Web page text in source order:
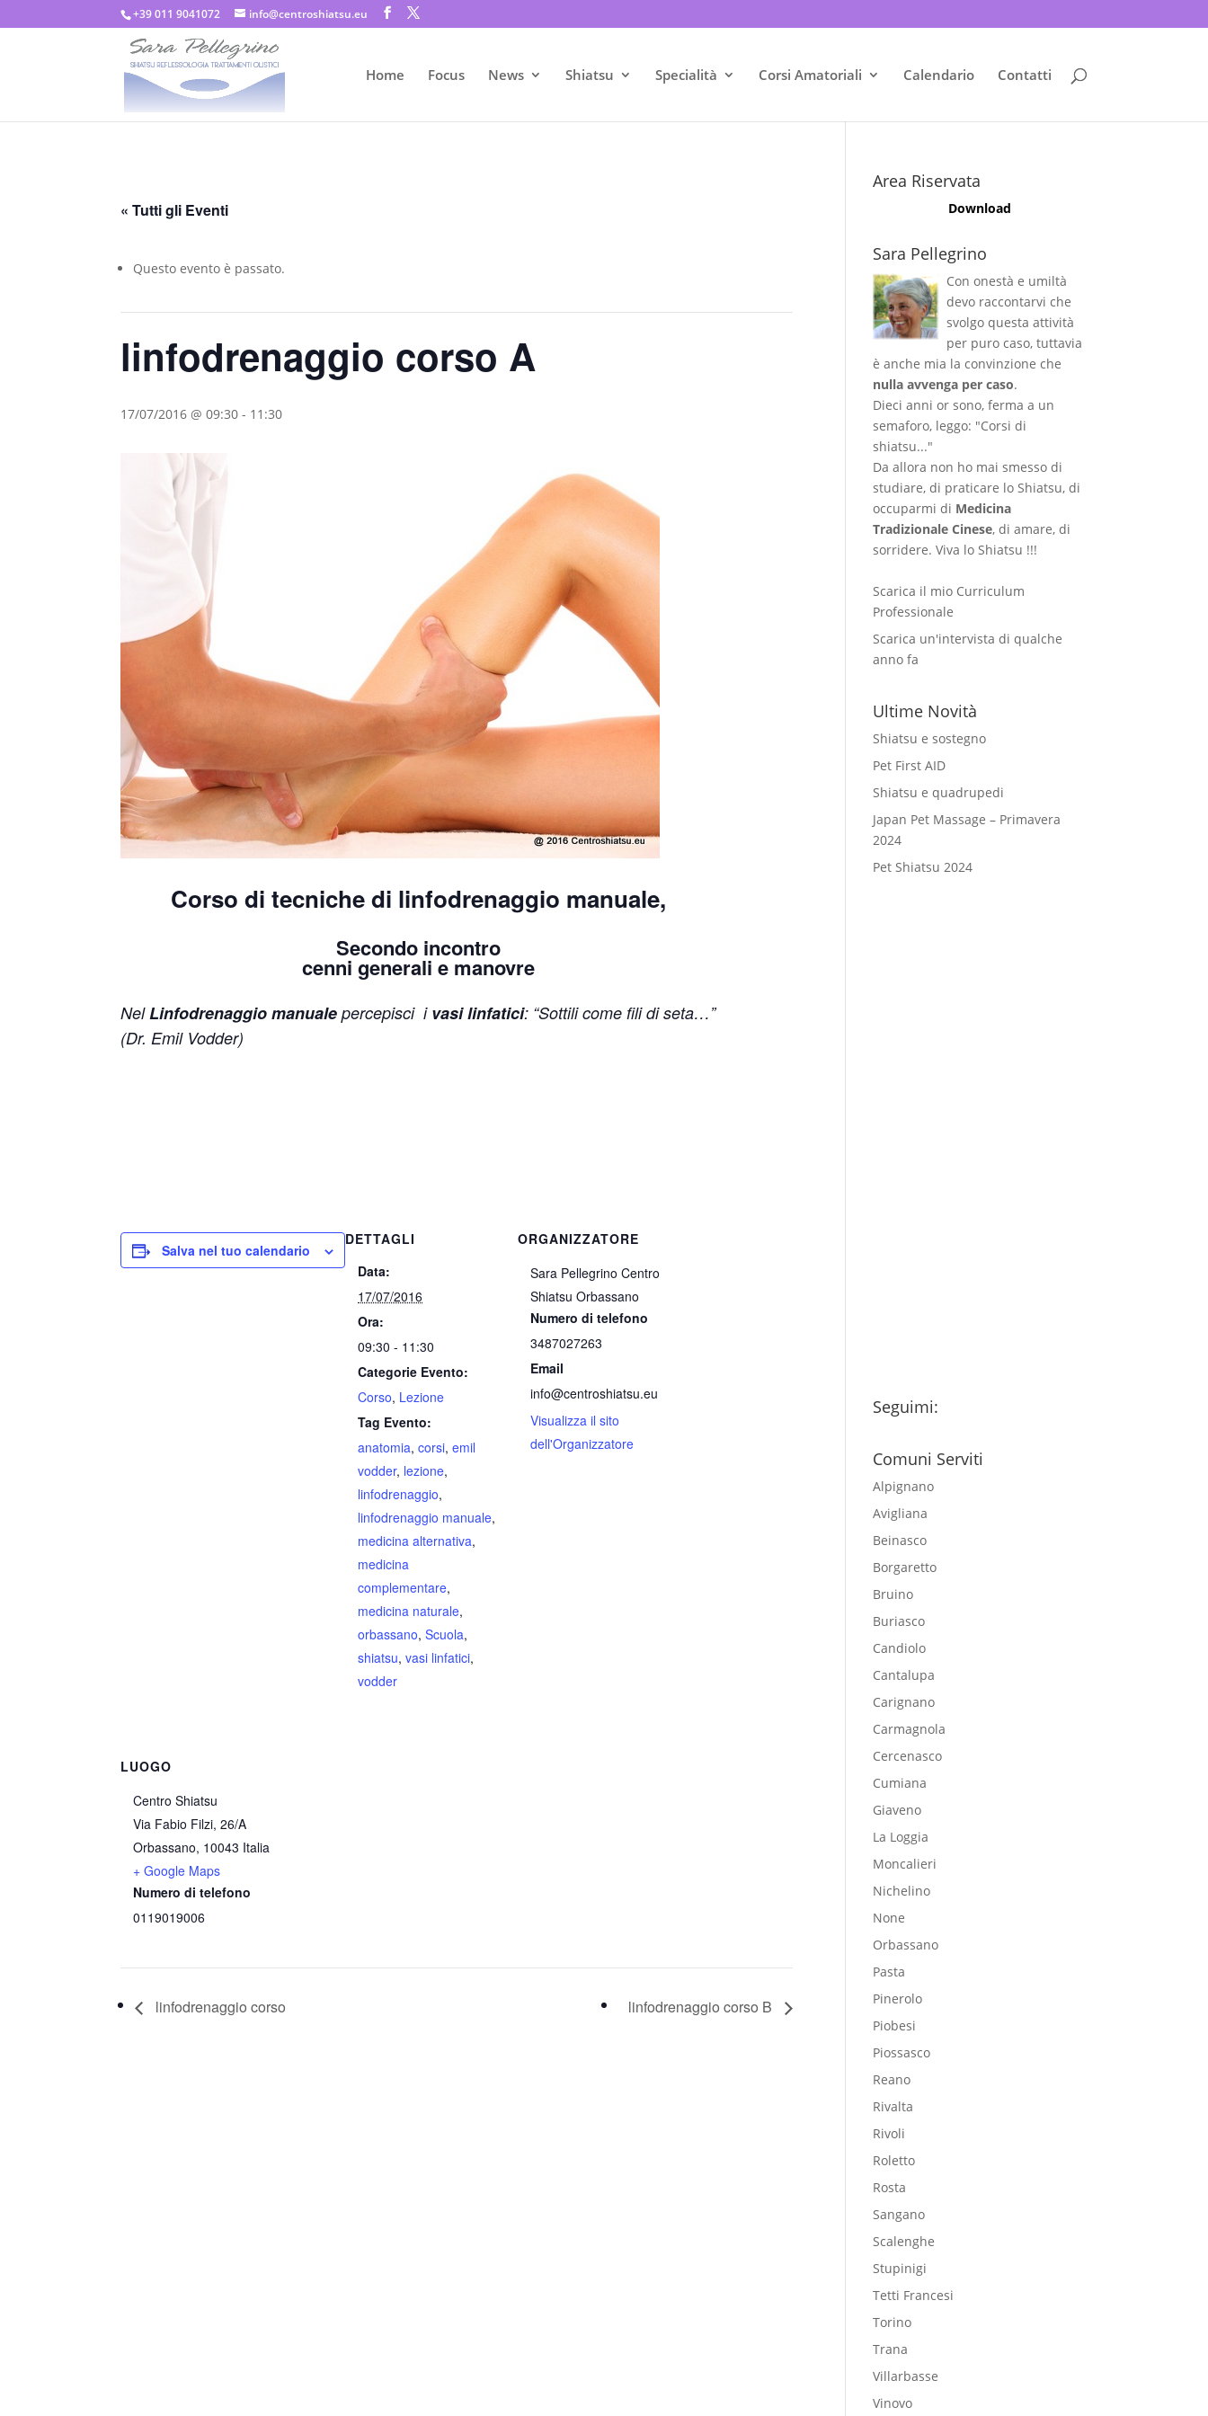
+39 011 9041072 info@centroshiatsu.eu
Home Focus News Shiatsu Specialità Corsi Amatoriali Calendario Contatti
« Tutti gli Eventi
Questo evento è passato.
linfodrenaggio corso A
17/07/2016 @ 09:30 - 11:30
Corso di tecniche di linfodrenaggio manuale,
Secondo incontro
cenni generali e manovre
NelLinfodrenaggio manuale percepisci i vasi linfatici: “Sottili come fili di seta…”
(Dr. Emil Vodder)
Salva nel tuo calendario
DETTAGLI
Data:
17/07/2016
Ora:
09:30 - 11:30
Categorie Evento:
Corso, Lezione
Tag Evento:
anatomia,corsi,emil
vodder, lezione,
linfodrenaggio,
linfodrenaggio manuale,
medicina alternativa,
medicina
complementare,
medicina naturale,
orbassano,Scuola,
shiatsu,vasi linfatici,
vodder
ORGANIZZATORE
Sara Pellegrino Centro
Shiatsu Orbassano
Numero di telefono
3487027263
Email
info@centroshiatsu.eu
Visualizza il sito
dell'Organizzatore
LUOGO
Centro Shiatsu
Via Fabio Filzi, 26/A
Orbassano, 10043 Italia
+ Google Maps
Numero di telefono
0119019006
linfodrenaggio corso linfodrenaggio corso B
Area Riservata
Download
Sara Pellegrino
Con onestà e umiltà
devo raccontarvi che
svolgo questa attività
per puro caso, tuttavia
è anche mia la convinzione che
nulla avvenga per caso.
Dieci anni or sono, ferma a un
semaforo, leggo: "Corsi di
shiatsu..."
Da allora non ho mai smesso di
studiare, di praticare lo Shiatsu, di
occuparmi di Medicina
Tradizionale Cinese, di amare, di
sorridere. Viva lo Shiatsu !!!
Scarica il mio Curriculum
Professionale
Scarica un'intervista di qualche
anno fa
Ultime Novità
Shiatsu e sostegno
Pet First AID
Shiatsu e quadrupedi
Japan Pet Massage – Primavera
2024
Pet Shiatsu 2024
Seguimi:
Comuni Serviti
Alpignano
Avigliana
Beinasco
Borgaretto
Bruino
Buriasco
Candiolo
Cantalupa
Carignano
Carmagnola
Cercenasco
Cumiana
Giaveno
La Loggia
Moncalieri
Nichelino
None
Orbassano
Pasta
Pinerolo
Piobesi
Piossasco
Reano
Rivalta
Rivoli
Roletto
Rosta
Sangano
Scalenghe
Stupinigi
Tetti Francesi
Torino
Trana
Villarbasse
Vinovo